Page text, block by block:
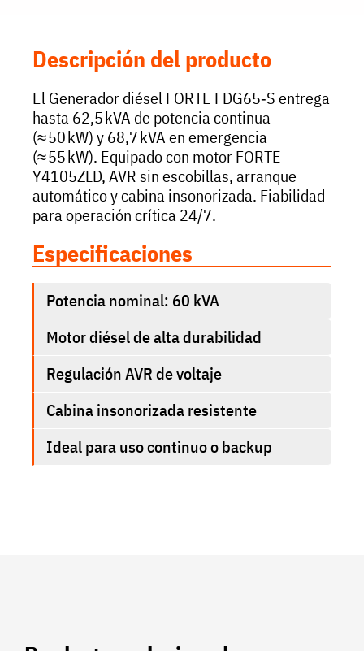
Descripción del producto
El Generador diésel FORTE FDG65‑S entrega
hasta 62,5 kVA de potencia continua
(≈ 50 kW) y 68,7 kVA en emergencia
(≈ 55 kW). Equipado con motor FORTE
Y4105ZLD, AVR sin escobillas, arranque
automático y cabina insonorizada. Fiabilidad
para operación crítica 24/7.
Especificaciones
Potencia nominal: 60 kVA
Motor diésel de alta durabilidad
Regulación AVR de voltaje
Cabina insonorizada resistente
Ideal para uso continuo o backup